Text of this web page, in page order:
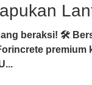
beraksi! 🛠️
premium